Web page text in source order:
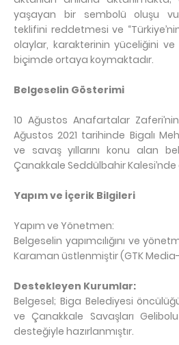
yaşayan bir sembolü oluşu
teklifini reddetmesi ve
olaylar, karakterinin yüceliğini ve
biçimde ortaya koymaktadır.
Belgeselin Gösterimi
10 Ağustos Anafartalar Zaferi’nin
Ağustos 2021 tarihinde Bigalı
ve savaş yıllarını konu alan
Çanakkale Seddülbahir
Yapım ve İçerik Bilgileri
Yapım ve Yönetmen:
Belgeselin yapımcılığını ve
Karaman üstlenmiştir (GTK
Destekleyen Kurumlar:
Belgesel; Biga Belediyesi
ve Çanakkale Savaşları
desteğiyle hazırlanmıştır.